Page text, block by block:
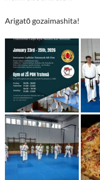
Arigatō gozaimashita!